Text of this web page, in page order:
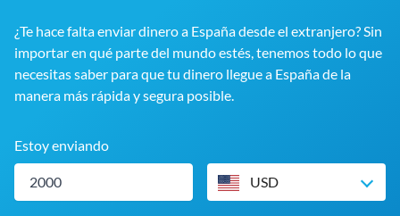
¿Te hace falta enviar dinero a España desde el extranjero? Sin
importar en qué parte del mundo estés, tenemos todo lo que
necesitas saber para que tu dinero llegue a España de la
manera más rápida y segura posible.
Estoy enviando
USD